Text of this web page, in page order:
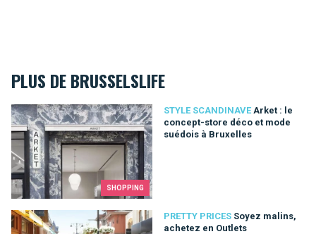
PLUS DE BRUSSELSLIFE
SHOPPING
STYLE SCANDINAVE Arket : le
concept-store déco et mode
suédois à Bruxelles
Arket : le concept-store déco et mode suédois à Bruxelles
PRETTY PRICES Soyez malins,
achetez en Outlets
Soyez malins, achetez en Outlets